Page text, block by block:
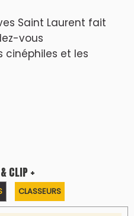
Saint Laurent fait
vous
cinéphiles et les
CLIP +
CLASSEURS